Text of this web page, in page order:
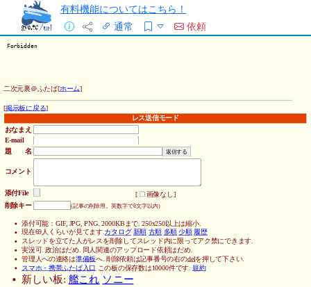
有料機能についてはこちら！
通常
依頼